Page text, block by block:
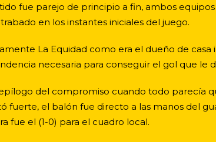
fue parejo de principio a fin, ambos
en los instantes iniciales del juego.
La Equidad como era el dueño de
necesaria para conseguir el gol que le
del compromiso cuando todo parecía
fuerte, el balón fue directo a las manos del
fue el (1-0) para el cuadro local.